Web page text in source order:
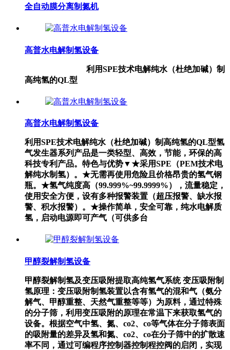
全自动膜分离制氮机
高普水电解制氢设备
利用SPE技术电解纯水（杜绝加碱）制
高纯氢的QL型
高普水电解制氢设备
利用SPE技术电解纯水（杜绝加碱）制高纯氢的QL型氢
气发生器系列产品是一类轻型、高效，节能，环保的高
科技专利产品。特色与优势▼★采用SPE（PEM技术电
解纯水制氢）。★无需再使用危险且价格昂贵的氢气钢
瓶。★氢气纯度高（99.999%~99.9999%），流量稳定，
使用安全方便，设有多种报警装置（超压报警、缺水报
警、积水报警）。★操作简单，安全可靠，纯水电解质
氢，启动电源即可产气（可供多台
甲醇裂解制氢设备
甲醇裂解制氢及变压吸附提取高纯氢气系统 变压吸附制
氢原理：变压吸附制氢装置以含有氢气的混和气（氨分
解气、甲醇重整、天然气重整等等）为原料，通过特殊
的分子筛，利用变压吸附的原理在常温下来获取氢气的
设备。根据空气中氢、氮、co2、co等气体在分子筛表面
的吸附量的差异及氢和氮、co2、co在分子筛中的扩散速
率不同，通过可编程序控制器控制程控阀的启闭，实现